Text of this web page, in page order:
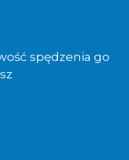
spędzenia go